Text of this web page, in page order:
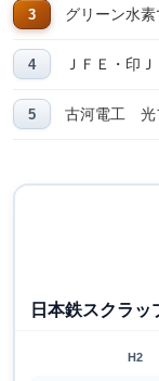
グリーン水
ＪＦＥ・印
古河電工 光
日本鉄スクラッ
H2